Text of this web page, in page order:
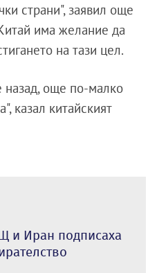
страни", заявил още
има желание да
на тази цел.
още по-малко
казал китайският
и Иран подписаха